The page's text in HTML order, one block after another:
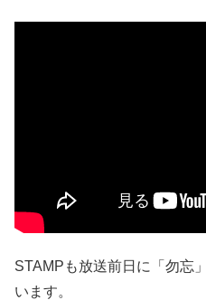
STAMPも放送前日に「勿忘
います。